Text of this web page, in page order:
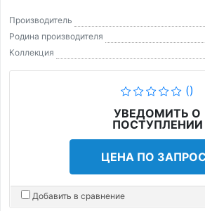
Производитель
Родина производителя
Коллекция
()
УВЕДОМИТЬ О
ПОСТУПЛЕНИИ
ЦЕНА ПО
Добавить в сравнение